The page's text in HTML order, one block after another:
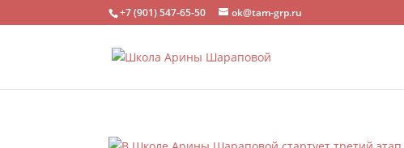
+7 (901) 547-65-50 ok@tam-grp.ru